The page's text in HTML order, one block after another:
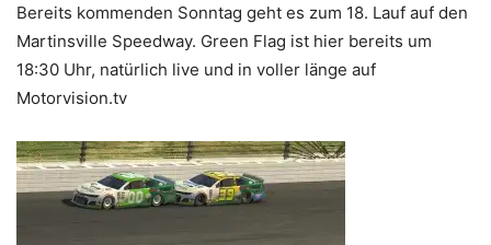
Bereits kommenden Sonntag geht es zum 18. Lauf auf den
Martinsville Speedway. Green Flag ist hier bereits um
18:30 Uhr, natürlich live und in voller länge auf
Motorvision.tv